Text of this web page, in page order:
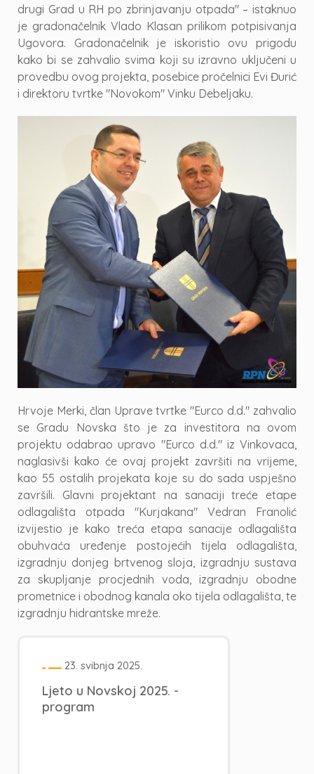
drugi Grad u RH po zbrinjavanju otpada" – istaknuo
je gradonačelnik Vlado Klasan prilikom potpisivanja
Ugovora. Gradonačelnik je iskoristio ovu prigodu
kako bi se zahvalio svima koji su izravno uključeni u
provedbu ovog projekta, posebice pročelnici Evi Đurić
i direktoru tvrtke "Novokom" Vinku Debeljaku.
Hrvoje Merki, član Uprave tvrtke "Eurco d.d." zahvalio
se Gradu Novska što je za investitora na ovom
projektu odabrao upravo "Eurco d.d." iz Vinkovaca,
naglasivši kako će ovaj projekt završiti na vrijeme,
kao 55 ostalih projekata koje su do sada uspješno
završili. Glavni projektant na sanaciji treće etape
odlagališta otpada "Kurjakana" Vedran Franolić
izvijestio je kako treća etapa sanacije odlagališta
obuhvaća uređenje postojećih tijela odlagališta,
izgradnju donjeg brtvenog sloja, izgradnju sustava
za skupljanje procjednih voda, izgradnju obodne
prometnice i obodnog kanala oko tijela odlagališta, te
izgradnju hidrantske mreže.
23. svibnja 2025.
Ljeto u Novskoj 2025. -
program